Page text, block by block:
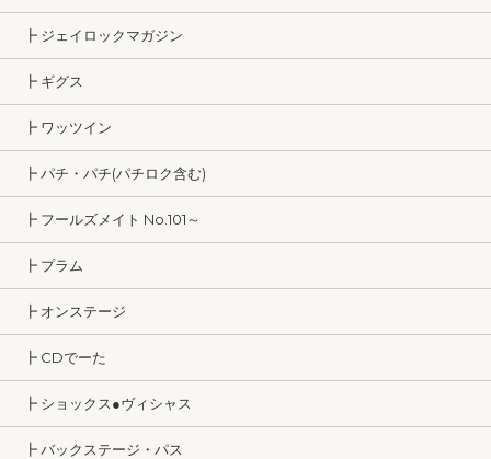
┣ ジェイロックマガジン
┣ ギグス
┣ ワッツイン
┣ パチ・パチ(パチロク含む)
┣ フールズメイト No.101～
┣ プラム
┣ オンステージ
┣ CDでーた
┣ ショックス●ヴィシャス
┣ バックステージ・パス